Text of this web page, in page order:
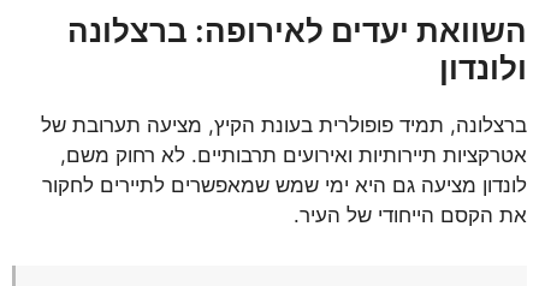
השוואת יעדים לאירופה: ברצלונה
ולונדון
ברצלונה, תמיד פופולרית בעונת הקיץ, מציעה תערובת של
אטרקציות תיירותיות ואירועים תרבותיים. לא רחוק משם,
לונדון מציעה גם היא ימי שמש שמאפשרים לתיירים לחקור
את הקסם הייחודי של העיר.